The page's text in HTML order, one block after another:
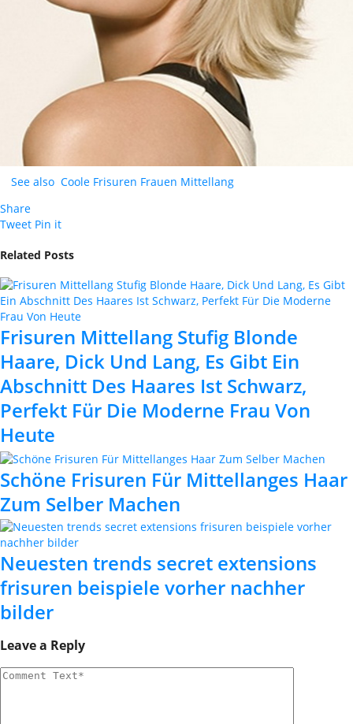
See also Coole Frisuren Frauen Mittellang
Share
Tweet Pin it
Related Posts
Frisuren Mittellang Stufig Blonde
Haare, Dick Und Lang, Es Gibt Ein
Abschnitt Des Haares Ist Schwarz,
Perfekt Für Die Moderne Frau Von
Heute
Schöne Frisuren Für Mittellanges Haar
Zum Selber Machen
Neuesten trends secret extensions
frisuren beispiele vorher nachher
bilder
Leave a Reply